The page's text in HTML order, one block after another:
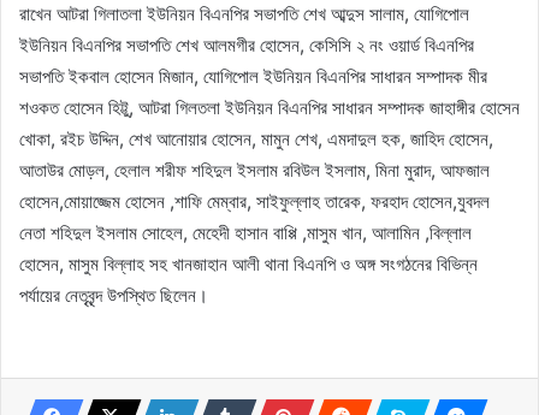
রাখেন আটরা গিলাতলা ইউনিয়ন বিএনপির সভাপতি শেখ আব্দুস সালাম, যোগিপোল
ইউনিয়ন বিএনপির সভাপতি শেখ আলমগীর হোসেন, কেসিসি ২ নং ওয়ার্ড বিএনপির
সভাপতি ইকবাল হোসেন মিজান, যোগিপোল ইউনিয়ন বিএনপির সাধারন সম্পাদক মীর
শওকত হোসেন হিট্টু, আটরা গিলতলা ইউনিয়ন বিএনপির সাধারন সম্পাদক জাহাঙ্গীর হোসেন
খোকা, রইচ উদ্দিন, শেখ আনোয়ার হোসেন, মামুন শেখ, এমদাদুল হক, জাহিদ হোসেন,
আতাউর মোড়ল, হেলাল শরীফ শহিদুল ইসলাম রবিউল ইসলাম, মিনা মুরাদ, আফজাল
হোসেন,মোয়াজ্জেম হোসেন ,শাফি মেম্বার, সাইফুল্লাহ তারেক, ফরহাদ হোসেন,যুবদল
নেতা শহিদুল ইসলাম সোহেল, মেহেদী হাসান বাপ্পি ,মাসুম খান, আলামিন ,বিল্লাল
হোসেন, মাসুম বিল্লাহ সহ খানজাহান আলী থানা বিএনপি ও অঙ্গ সংগঠনের বিভিন্ন
পর্যায়ের নেতৃবৃন্দ উপস্থিত ছিলেন।